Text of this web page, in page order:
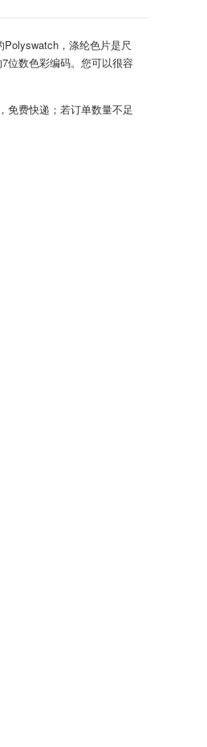
，涤纶色片是尺
位数色彩编码。您可以很容
免费快递；若订单数量不足